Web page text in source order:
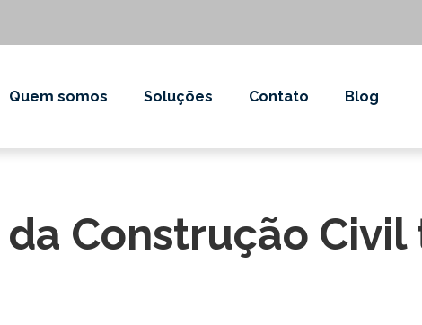
Quem somos Soluções Contato Blog
Construção Civil